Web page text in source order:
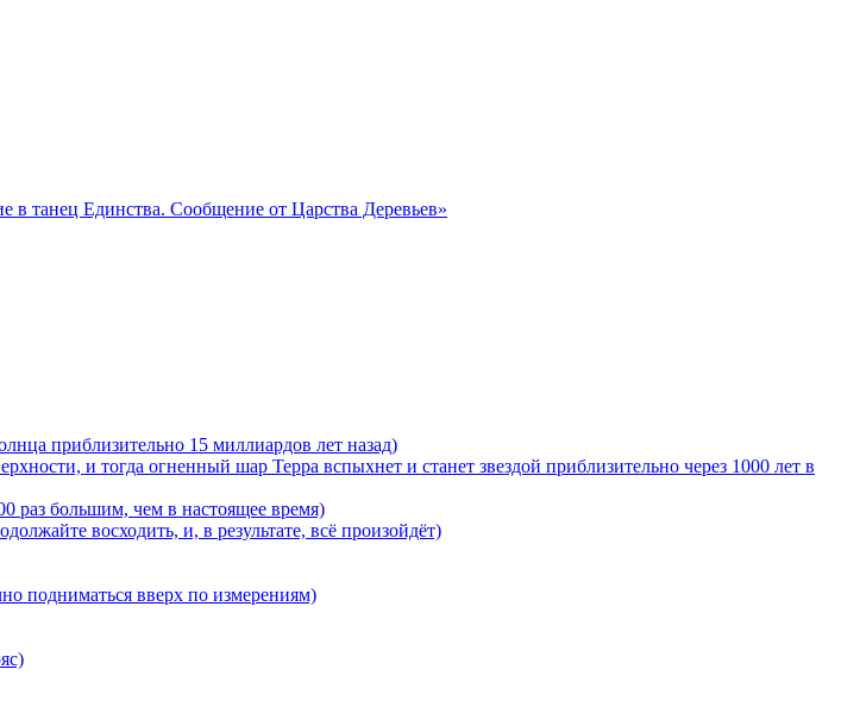
в танец Единства. Сообщение от Царства Деревьев»
приблизительно 15 миллиардов лет назад)
и тогда огненный шар Терра вспыхнет и станет звездой приблизительно через 1000 лет в
большим, чем в настоящее время)
восходить, и, в результате, всё произойдёт)
подниматься вверх по измерениям)